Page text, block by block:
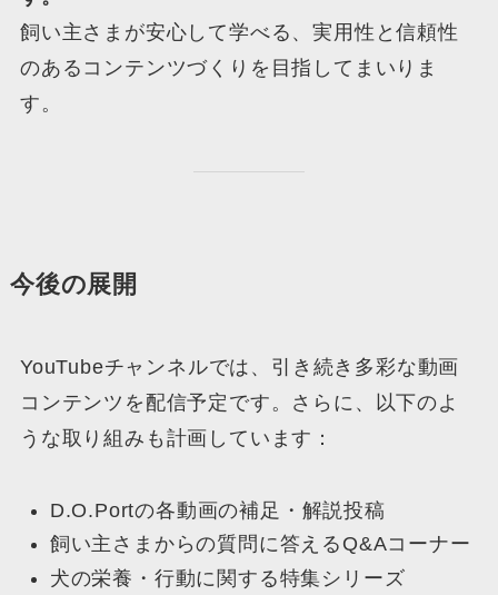
飼い主さまが安心して学べる、実用性と信頼性
のあるコンテンツづくりを目指してまいりま
す。
今後の展開
YouTubeチャンネルでは、引き続き多彩な動画
コンテンツを配信予定です。さらに、以下のよ
うな取り組みも計画しています：
D.O.Portの各動画の補足・解説投稿
飼い主さまからの質問に答えるQ&Aコーナー
犬の栄養・行動に関する特集シリーズ